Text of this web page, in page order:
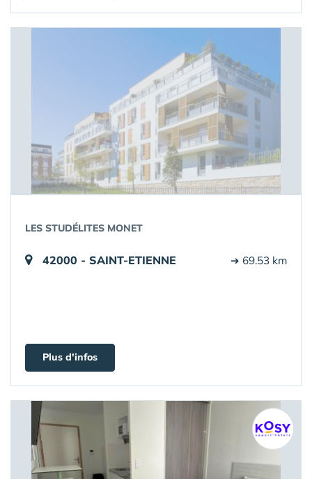
LES STUDÉLITES MONET
42000 - SAINT-ETIENNE ➔ 69.53 km
Plus d'infos